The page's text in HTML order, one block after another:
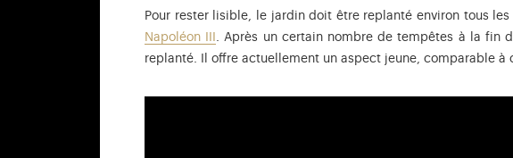
Pour rester lisible, le jardin doit être replanté environ tous les
Napoléon III . Après un certain nombre de tempêtes à la fin
replanté. Il offre actuellement un aspect jeune, comparable à